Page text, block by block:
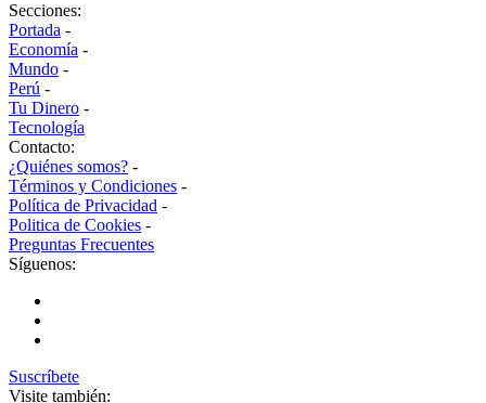
Secciones:
Portada -
Economía -
Mundo -
Perú -
Tu Dinero -
Tecnología
Contacto:
¿Quiénes somos? -
Términos y Condiciones -
Política de Privacidad -
Politica de Cookies -
Preguntas Frecuentes
Síguenos:
Suscríbete
Visite también: